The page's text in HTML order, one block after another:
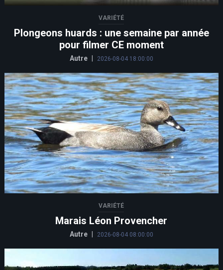
VARIÉTÉ
Plongeons huards : une semaine par année
pour filmer CE moment
Autre 2026-08-04 18:00:00
VARIÉTÉ
Marais Léon Provencher
Autre 2026-08-04 08:00:00